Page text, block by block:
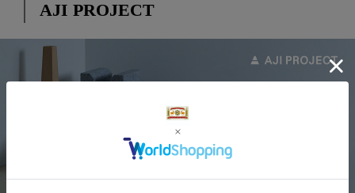
AJI PROJECT